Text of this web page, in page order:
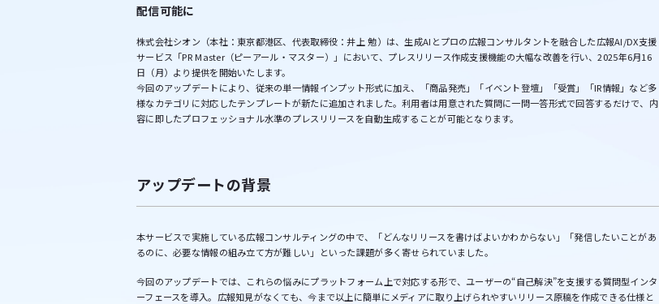
配信可能に
株式会社シオン（本社：東京都港区、代表取締役：井上 勉）は、生成AIとプロの広報コンサルタントを融合した広報AI/DX支援
サービス「PR Master（ピーアール・マスター）」において、プレスリリース作成支援機能の大幅な改善を行い、2025年6月16
日（月）より提供を開始いたします。
今回のアップデートにより、従来の単一情報インプット形式に加え、「商品発売」「イベント登壇」「受賞」「IR情報」など多
様なカテゴリに対応したテンプレートが新たに追加されました。利用者は用意された質問に一問一答形式で回答するだけで、内
容に即したプロフェッショナル水準のプレスリリースを自動生成することが可能となります。
アップデートの背景
本サービスで実施している広報コンサルティングの中で、「どんなリリースを書けばよいかわからない」「発信したいことがあ
るのに、必要な情報の組み立て方が難しい」といった課題が多く寄せられていました。
今回のアップデートでは、これらの悩みにプラットフォーム上で対応する形で、ユーザーの“自己解決”を支援する質問型インタ
ーフェースを導入。広報知見がなくても、今まで以上に簡単にメディアに取り上げられやすいリリース原稿を作成できる仕様と